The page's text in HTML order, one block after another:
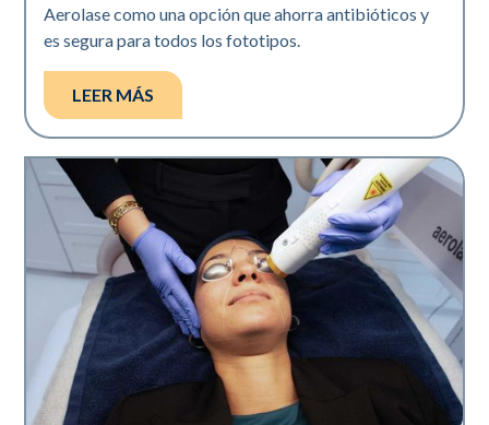
Aerolase como una opción que ahorra antibióticos y
es segura para todos los fototipos.
LEER MÁS